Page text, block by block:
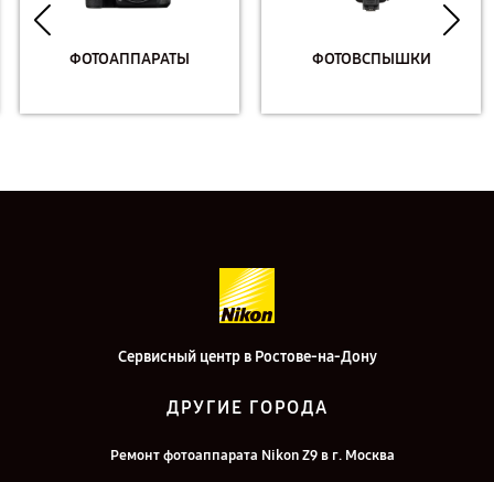
ФОТОАППАРАТЫ ФОТОВСПЫШКИ
Сервисный центр в Ростове-на-Дону
ДРУГИЕ ГОРОДА
Ремонт фотоаппарата Nikon Z9 в г. Москва